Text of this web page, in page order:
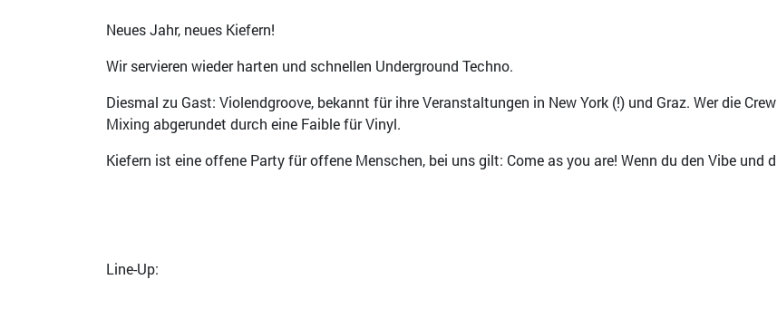
Neues Jahr, neues Kiefern!
Wir servieren wieder harten und schnellen Underground Techno.
Diesmal zu Gast: Violendgroove, bekannt für ihre Veranstaltungen in New York (!) und Graz. Wer die
Mixing abgerundet durch eine Faible für Vinyl.
Kiefern ist eine offene Party für offene Menschen, bei uns gilt: Come as you are! Wenn du den Vibe und
Line-Up: